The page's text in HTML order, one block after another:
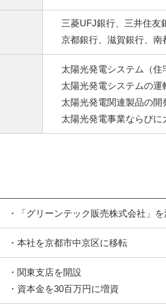
三菱UFJ銀行、三井住友
京都銀行、滋賀銀行、
太陽光発電システム（
太陽光発電システムの運
太陽光発電関連製品の開
太陽光発電事業ならびに
・「グリーンテック販売株式会社」
・本社を京都市中京区に移転
・関東支店を開設
・資本金を30百万円に増資